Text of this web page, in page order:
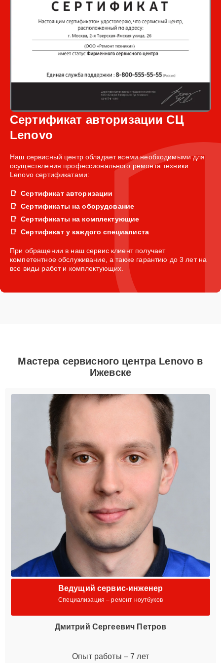
Сертификат авторизации СЦ
Lenovo
Наш сервисный центр обладает всеми необходимыми для
осуществления профессионального ремонта техники
Lenovo сертификатами:
Сертификат авторизации
Сертификаты на оборудование
Сертификаты на комплектующие
Сертификат у каждого специалиста
При обращении в наш сервис клиент получает
компетентное обслуживание, а также гарантию до 3 лет на
все виды работ и комплектующих.
Мастера сервисного центра Lenovo в
Ижевске
Ведущий сервис-инженер
Специализация – ремонт ноутбуков
Дмитрий Сергеевич Петров
Опыт работы – 7 лет